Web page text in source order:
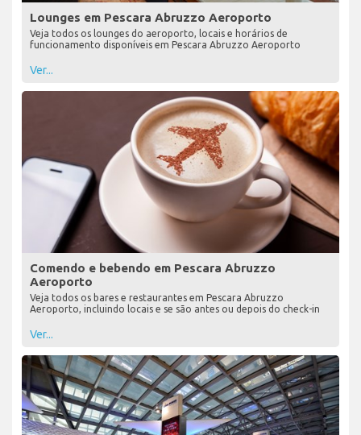
Lounges em Pescara Abruzzo Aeroporto
Veja todos os lounges do aeroporto, locais e horários de
funcionamento disponíveis em Pescara Abruzzo Aeroporto
Ver...
Comendo e bebendo em Pescara Abruzzo
Aeroporto
Veja todos os bares e restaurantes em Pescara Abruzzo
Aeroporto, incluindo locais e se são antes ou depois do check-in
Ver...